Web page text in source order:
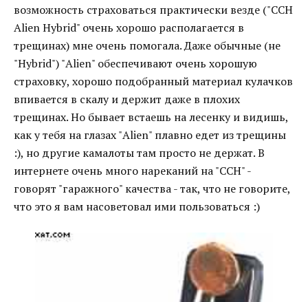
возможность страховаться практически везде ("CCH
Alien Hybrid" очень хорошо располагается в
трещинах) мне очень помогала. Даже обычные (не
"Hybrid") "Alien" обеспечивают очень хорошую
страховку, хорошо подобранный материал кулачков
впивается в скалу и держит даже в плохих
трещинах. Но бывает встаешь на лесенку и видишь,
как у тебя на глазах "Alien" плавно едет из трещины
:), но другие камалоты там просто не держат. В
интернете очень много нареканий на "CCH" -
говорят "гаражного" качества - так, что не говорите,
что это я вам насоветовал ими пользоваться :)